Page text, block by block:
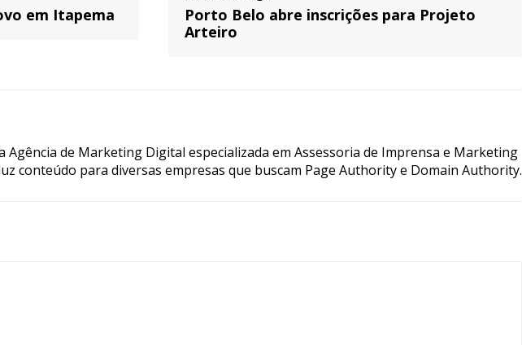
em Itapema
Porto Belo abre inscrições para Projeto
Arteiro
Agência de Marketing Digital especializada em Assessoria de Imprensa e Marketing
conteúdo para diversas empresas que buscam Page Authority e Domain Authority.